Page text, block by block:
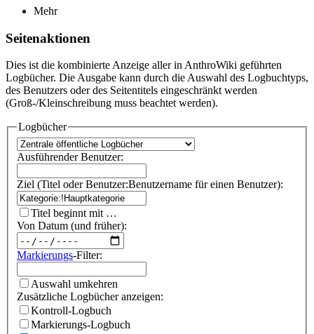
Mehr
Seitenaktionen
Dies ist die kombinierte Anzeige aller in AnthroWiki geführten
Logbücher. Die Ausgabe kann durch die Auswahl des Logbuchtyps,
des Benutzers oder des Seitentitels eingeschränkt werden
(Groß-/Kleinschreibung muss beachtet werden).
Logbücher
Ausführender Benutzer:
Ziel (Titel oder Benutzer:Benutzername für einen Benutzer):
Titel beginnt mit …
Von Datum (und früher):
Markierungs-Filter:
Auswahl umkehren
Zusätzliche Logbücher anzeigen:
Kontroll-Logbuch
Markierungs-Logbuch